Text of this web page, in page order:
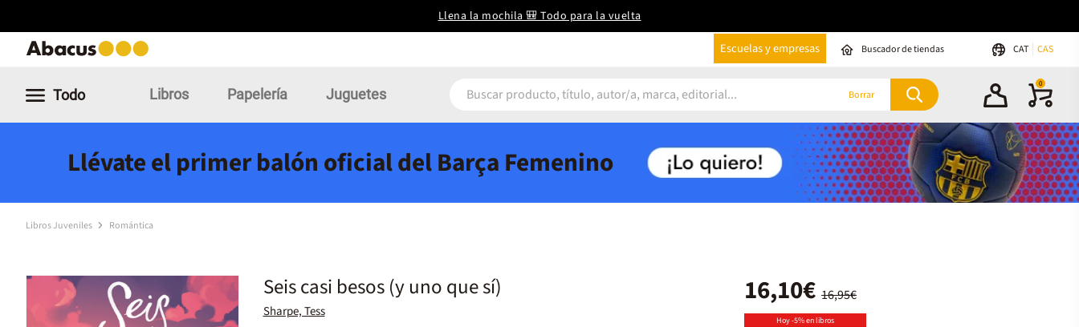
Llena la mochila 🎒 Todo para la vuelta
Escuelas y empresas Buscador de tiendas CAT CAS
Todo Libros Papelería Juguetes Borrar
0
Llévate el primer balón oficial del Barça Femenino
Libros Juveniles Romántica
Seis casi besos (y uno que sí)
Sharpe, Tess
16,95€
16,10€
Hoy -5% en libros